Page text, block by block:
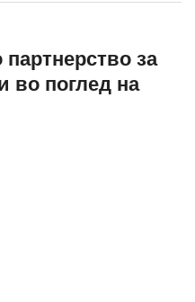
за
во поглед на